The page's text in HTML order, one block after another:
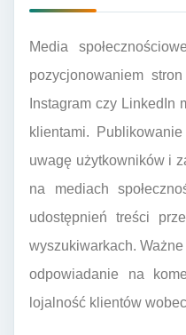
Media
pozycjonowaniem
Instagram czy LinkedIn
klientami.
uwagę użytkowników i
na mediach
udostępnień treści
wyszukiwarkach.
odpowiadanie na
lojalność klientów